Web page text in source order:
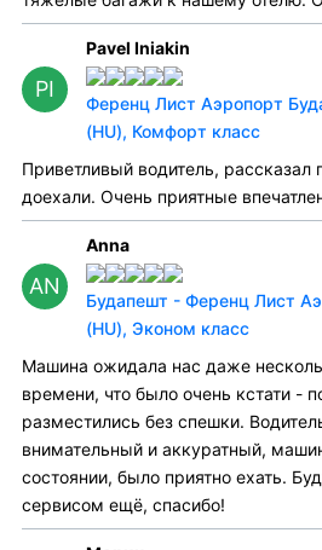
PI
Pavel Iniakin
Ференц Лист Аэропорт
(HU), Комфорт класс
Приветливый водитель, рассказал
доехали. Очень приятные
AN
Anna
Будапешт - Ференц Лист
(HU), Эконом класс
Машина ожидала нас даже
времени, что было очень кстати -
разместились без спешки.
внимательный и аккуратный,
состоянии, было приятно ехать.
сервисом ещё, спасибо!